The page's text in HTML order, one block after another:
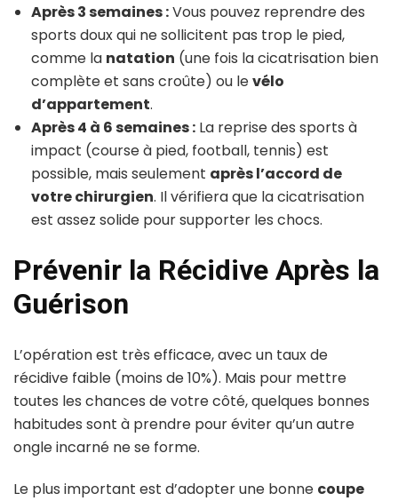
Après 3 semaines :Vous pouvez reprendre des
sports doux qui ne sollicitent pas trop le pied,
comme la natation (une fois la cicatrisation bien
complète et sans croûte) ou levélo
d’appartement.
Après 4 à 6 semaines : La reprise des sports à
impact (course à pied, football, tennis) est
possible, mais seulement après l’accord de
votre chirurgien. Il vérifiera que la cicatrisation
est assez solide pour supporter les chocs.
Prévenir la Récidive Après la
Guérison
L’opération est très efficace, avec un taux de
récidive faible (moins de 10%). Mais pour mettre
toutes les chances de votre côté, quelques bonnes
habitudes sont à prendre pour éviter qu’un autre
ongle incarné ne se forme.
Le plus important est d’adopter une bonne coupe